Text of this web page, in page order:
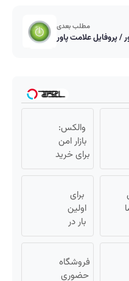
مطلب بعدی
/ پروفایل علامت پاور
والکس:
بازار امن
برای خرید
و فروش
دیجیتال
برای
اولین
بار در
ایران
این
دکتر
فروشگاه
حضوری